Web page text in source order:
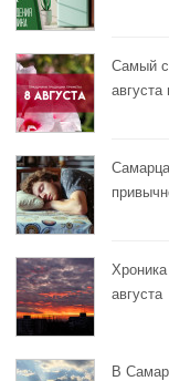
Самый
августа
августа
В